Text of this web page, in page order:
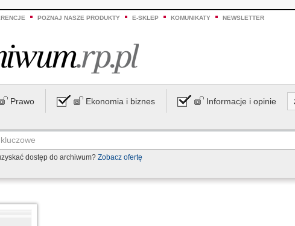
POZNAJ NASZE PRODUKTY E-SKLEP KOMUNIKATY NEWSLETTER
Prawo Ekonomia i biznes Informacje i opinie
dostęp do archiwum? Zobacz ofertę